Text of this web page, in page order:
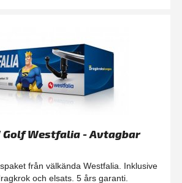
Golf Westfalia - Avtagbar
från välkända Westfalia. Inklusive
och elsats. 5 års garanti.